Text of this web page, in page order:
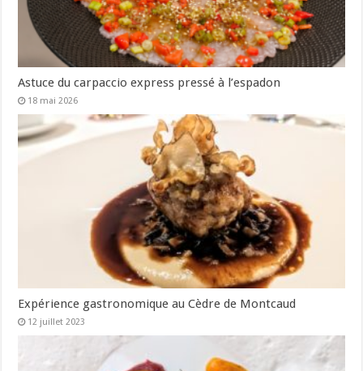
Astuce du carpaccio express pressé à l’espadon
18 mai 2026
Expérience gastronomique au Cèdre de Montcaud
12 juillet 2023